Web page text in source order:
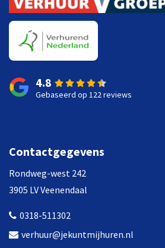
4.8
Gebaseerd op 122 reviews
Contactgegevens
Rondweg-west 242
3905 LV Veenendaal
0318-511302
verhuur@jekuntmijhuren.nl